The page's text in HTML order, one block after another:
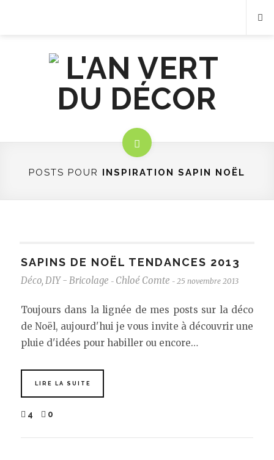
POSTS POUR INSPIRATION SAPIN NOËL
SAPINS DE NOËL TENDANCES 2013
Déco, DIY - Bricolage - Chloé Comte - 25 novembre 2013
Toujours dans la lignée de mes posts sur la déco
de Noël, aujourd'hui je vous invite à découvrir une
pluie d'idées pour habiller ou encore…
LIRE LA SUITE
4 0